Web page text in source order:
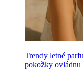
Trendy letné
pokožky ovládnu